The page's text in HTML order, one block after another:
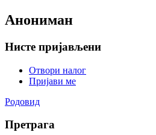
Анониман
Нисте пријављени
Отвори налог
Пријави ме
Родовид
Претрага